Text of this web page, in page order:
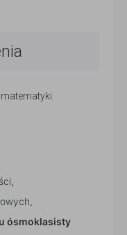
ósmoklasisty